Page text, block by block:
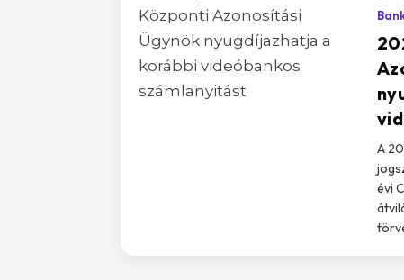
A
évi